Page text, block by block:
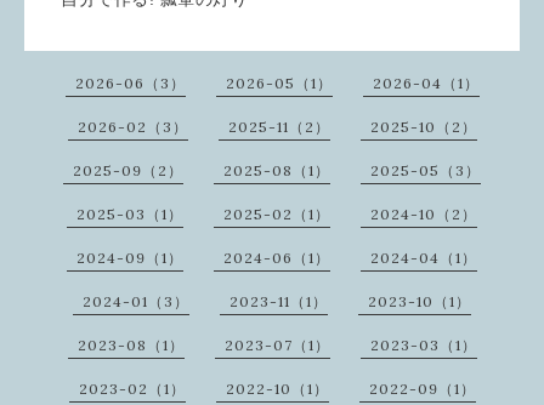
2026-06（3） 2026-05（1） 2026-04（1）
2026-02（3） 2025-11（2） 2025-10（2）
2025-09（2） 2025-08（1） 2025-05（3）
2025-03（1） 2025-02（1） 2024-10（2）
2024-09（1） 2024-06（1） 2024-04（1）
2024-01（3） 2023-11（1） 2023-10（1）
2023-08（1） 2023-07（1） 2023-03（1）
2023-02（1） 2022-10（1） 2022-09（1）